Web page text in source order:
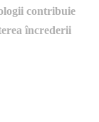
contribuie
încrederii